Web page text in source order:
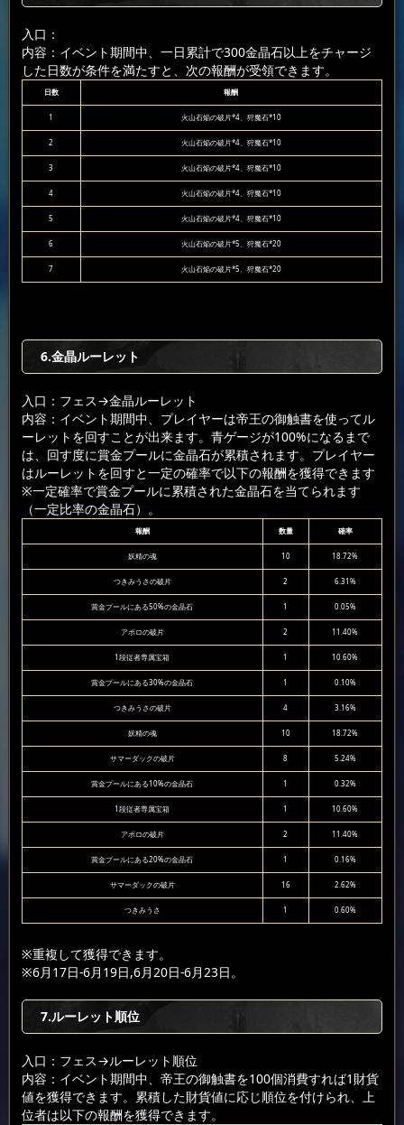
入口：
内容：イベント期間中、一日累計で300金晶石以上をチャージ
した日数が条件を満たすと、次の報酬が受領できます。
日数 報酬
1 火山石焔の破片*4、狩魔石*10
2 火山石焔の破片*4、狩魔石*10
3 火山石焔の破片*4、狩魔石*10
4 火山石焔の破片*4、狩魔石*10
5 火山石焔の破片*4、狩魔石*10
6 火山石焔の破片*5、狩魔石*20
7 火山石焔の破片*5、狩魔石*20
6.金晶ルーレット
入口：フェス→金晶ルーレット
内容：イベント期間中、プレイヤーは帝王の御触書を使ってル
ーレットを回すことが出来ます。青ゲージが100%になるまで
は、回す度に賞金プールに金晶石が累積されます。プレイヤー
はルーレットを回すと一定の確率で以下の報酬を獲得できます
※一定確率で賞金プールに累積された金晶石を当てられます
（一定比率の金晶石）。
報酬 数量 確率
妖精の魂 10 18.72%
つきみうさの破片 2 6.31%
賞金プールにある50%の金晶石 1 0.05%
アポロの破片 2 11.40%
1段従者専属宝箱 1 10.60%
賞金プールにある30%の金晶石 1 0.10%
つきみうさの破片 4 3.16%
妖精の魂 10 18.72%
サマーダックの破片 8 5.24%
賞金プールにある10%の金晶石 1 0.32%
1段従者専属宝箱 1 10.60%
アポロの破片 2 11.40%
賞金プールにある20%の金晶石 1 0.16%
サマーダックの破片 16 2.62%
つきみうさ 1 0.60%
※重複して獲得できます。
※6月17日-6月19日,6月20日-6月23日。
7.ルーレット順位
入口：フェス→ルーレット順位
内容：イベント期間中、帝王の御触書を100個消費すれば1財貨
値を獲得できます。累積した財貨値に応じ順位を付けられ、上
位者は以下の報酬を獲得できます。